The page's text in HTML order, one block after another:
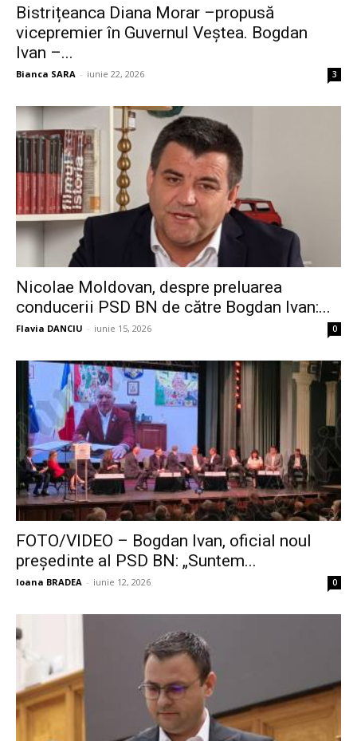
Bistrițeanca Diana Morar –propusă
vicepremier în Guvernul Veștea. Bogdan
Ivan –...
Bianca SARA - iunie 22, 2026 3
Nicolae Moldovan, despre preluarea
conducerii PSD BN de către Bogdan Ivan:...
Flavia DANCIU - iunie 15, 2026 0
FOTO/VIDEO – Bogdan Ivan, oficial noul
președinte al PSD BN: „Suntem...
Ioana BRADEA - iunie 12, 2026 0